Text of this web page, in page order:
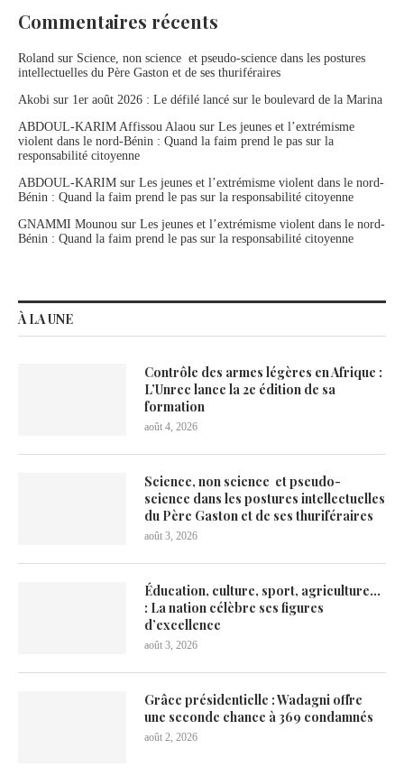
Commentaires récents
Roland sur Science, non science et pseudo-science dans les postures
intellectuelles du Père Gaston et de ses thuriféraires
Akobi sur 1er août 2026 : Le défilé lancé sur le boulevard de la Marina
ABDOUL-KARIM Affissou Alaou sur Les jeunes et l’extrémisme
violent dans le nord-Bénin : Quand la faim prend le pas sur la
responsabilité citoyenne
ABDOUL-KARIM sur Les jeunes et l’extrémisme violent dans le nord-
Bénin : Quand la faim prend le pas sur la responsabilité citoyenne
GNAMMI Mounou sur Les jeunes et l’extrémisme violent dans le nord-
Bénin : Quand la faim prend le pas sur la responsabilité citoyenne
À LA UNE
Contrôle des armes légères en Afrique :
L’Unrec lance la 2e édition de sa
formation
août 4, 2026
Science, non science et pseudo-
science dans les postures intellectuelles
du Père Gaston et de ses thuriféraires
août 3, 2026
Éducation, culture, sport, agriculture…
: La nation célèbre ses figures
d’excellence
août 3, 2026
Grâce présidentielle : Wadagni offre
une seconde chance à 369 condamnés
août 2, 2026